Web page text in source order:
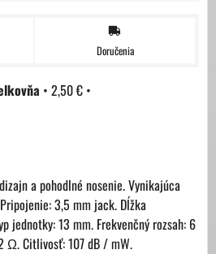
Doručenia
• 2,50 € •
a pohodlné nosenie. Vynikajúca
3,5 mm jack. Dĺžka
jednotky: 13 mm. Frekvenčný rozsah: 6
Ω. Citlivosť: 107 dB / mW.